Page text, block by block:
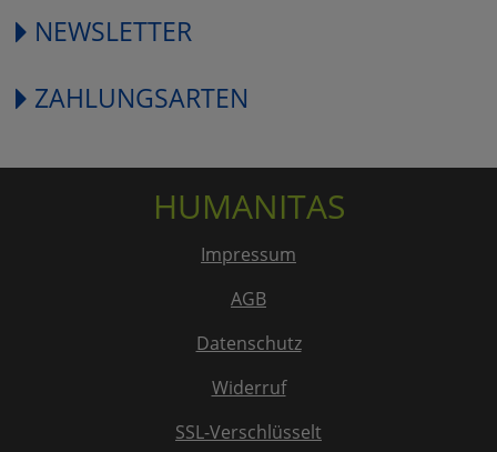
NEWSLETTER
ZAHLUNGSARTEN
HUMANITAS
Impressum
AGB
Datenschutz
Widerruf
SSL-Verschlüsselt